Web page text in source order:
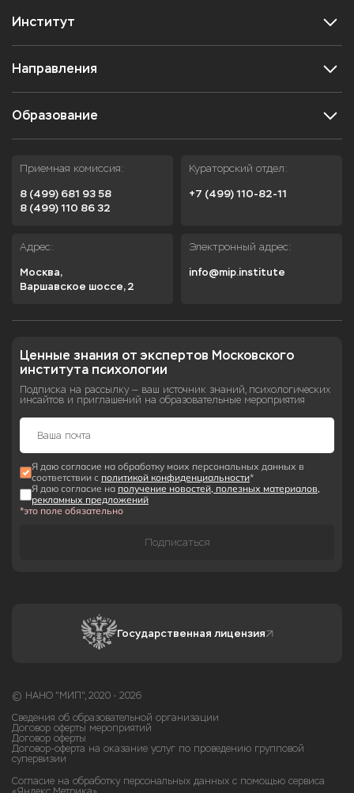
Институт
Направления
Образование
Приемная комиссия:
8 (499) 681 93 58
8 (499) 110 86 32
Кураторский отдел:
+7 (499) 110-82-11
Адрес:
Москва,
Варшавское шоссе, 2
Электронный адрес:
info@mip.institute
Ценные знания от экспертов Московского
института психологии
Подписка на рассылку — ваш источник знаний, психологических
инсайтов и приглашений на образовательные мероприятия
Я даю согласие на обработку моих персональных данных в
соответствии с политикой конфиденциальности*
Я даю согласие на получение новостей, полезных материалов,
рекламных предложений
*это поле обязательно
Подписаться
Государственная лицензия
© НАНО "МИП", 2020 - 2026
Сведения об образовательной организации
Договор оферты мероприятий
Договор оферты
Договор-оферта на оказание услуг по проведению групповой
супервизии
Согласие на обработку персональных данных с помощью сервиса